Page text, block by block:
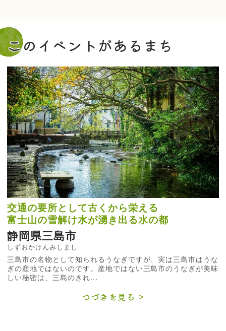
このイベントがあるまち
交通の要所として古くから栄える
富士山の雪解け水が湧き出る水の都
静岡県三島市
しずおかけんみしまし
三島市の名物として知られるうなぎですが、実は三島市はうな
ぎの産地ではないのです。産地ではない三島市のうなぎが美味
しい秘密は、三島のきれ...
つづきを見る